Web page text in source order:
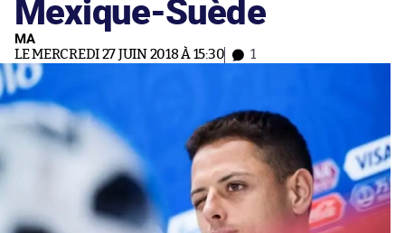
Mexique-Suède
MA
LE MERCREDI 27 JUIN 2018 À 15:30 1